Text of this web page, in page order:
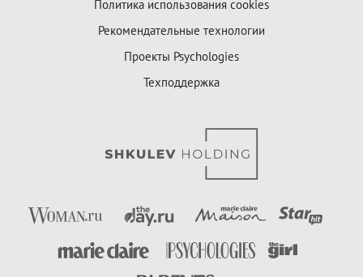
Политика использования cookies
Рекомендательные технологии
Проекты Psychologies
Техподдержка